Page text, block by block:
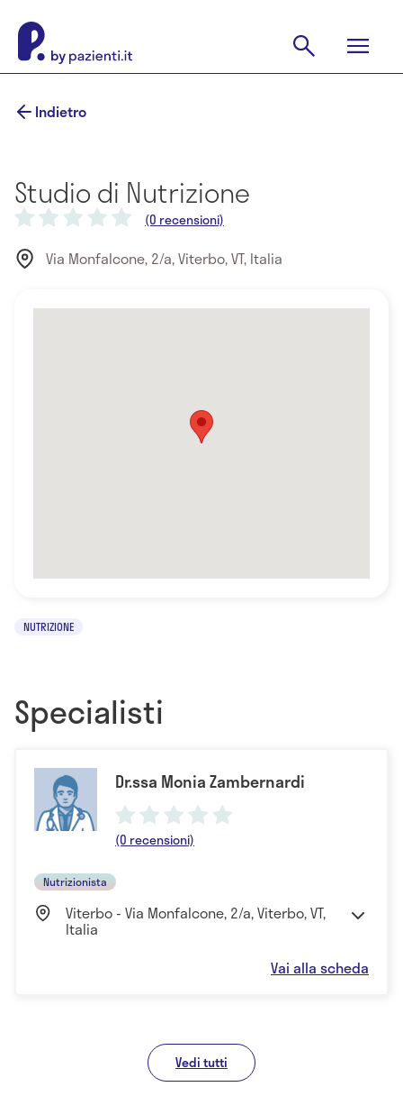
Indietro
Studio di Nutrizione
(0 recensioni)
Via Monfalcone, 2/a, Viterbo, VT, Italia
NUTRIZIONE
Specialisti
Dr.ssa Monia Zambernardi
(0 recensioni)
Nutrizionista
Viterbo - Via Monfalcone, 2/a, Viterbo, VT,
Italia
Vai alla scheda
Vedi tutti